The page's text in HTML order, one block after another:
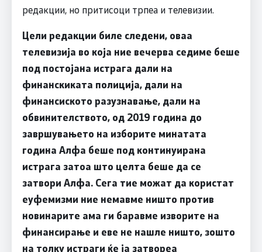
редакции, но притисоци трпеа и телевизии.
Цели редакции биле следени, оваа
телевизија во која ние вечерва седиме беше
под постојана истрага дали на
финанскиката полиција, дали на
финансиското разузнавање, дали на
обвинителството, од 2019 година до
завршувањето на изборите минатата
година Алфа беше под континуирана
истрага затоа што целта беше да се
затвори Алфа. Сега тие можат да користат
еуфемизми ние немавме ништо против
новинарите ама ги баравме изворите на
финансирање и еве не нашле ништо, зошто
на толку истраги ќе ја затвореа